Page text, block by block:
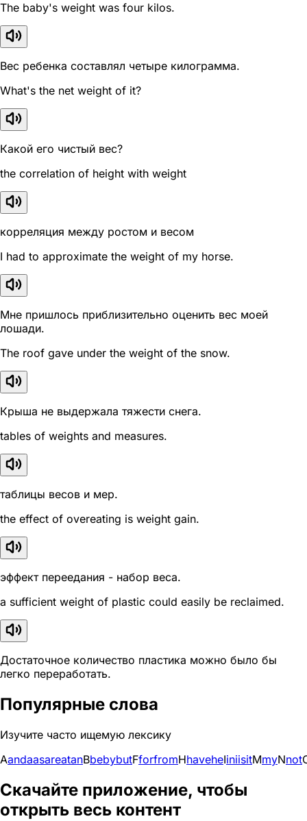
The baby's weight was four kilos.
Вес ребенка составлял четыре килограмма.
What's the net weight of it?
Какой его чистый вес?
the correlation of height with weight
корреляция между ростом и весом
I had to approximate the weight of my horse.
Мне пришлось приблизительно оценить вес моей
лошади.
The roof gave under the weight of the snow.
Крыша не выдержала тяжести снега.
tables of weights and measures.
таблицы весов и мер.
the effect of overeating is weight gain.
эффект переедания - набор веса.
a sufficient weight of plastic could easily be reclaimed.
Достаточное количество пластика можно было бы
легко переработать.
Популярные слова
Изучите часто ищемую лексику
AandaasareatanBbebybutFforfromHhaveheIiniisitMmyNnot
Скачайте приложение, чтобы
открыть весь контент